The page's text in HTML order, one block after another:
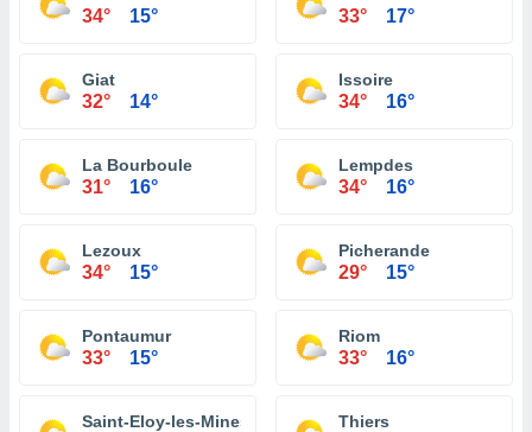
34° 15° 33° 17°
Giat
32° 14°
Issoire
34° 16°
La Bourboule
31° 16°
Lempdes
34° 16°
Lezoux
34° 15°
Picherande
29° 15°
Pontaumur
33° 15°
Riom
33° 16°
Saint-Eloy-les-Mines Thiers